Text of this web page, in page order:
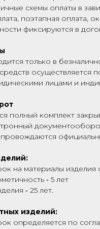
схемы оплаты в
поэтапная оплата,
фиксируются в
только в
осуществляется
лицами и
полный комплект
на материалы изделия
‑ 5 лет
‑ 25 лет.
изделий:
определяется по